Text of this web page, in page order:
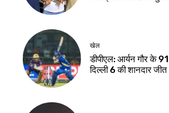
खेल
डीपीएल: आर्यन गौर के 91
दिल्ली 6 की शानदार जीत